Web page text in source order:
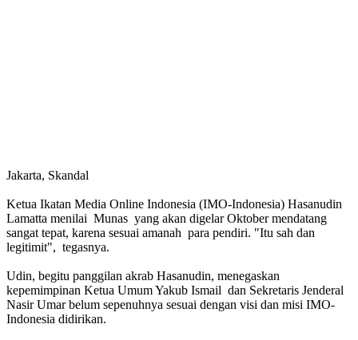
Jakarta, Skandal
Ketua Ikatan Media Online Indonesia (IMO-Indonesia) Hasanudin
Lamatta menilai Munas yang akan digelar Oktober mendatang
sangat tepat, karena sesuai amanah para pendiri. "Itu sah dan
legitimit", tegasnya.
Udin, begitu panggilan akrab Hasanudin, menegaskan
kepemimpinan Ketua Umum Yakub Ismail dan Sekretaris Jenderal
Nasir Umar belum sepenuhnya sesuai dengan visi dan misi IMO-
Indonesia didirikan.